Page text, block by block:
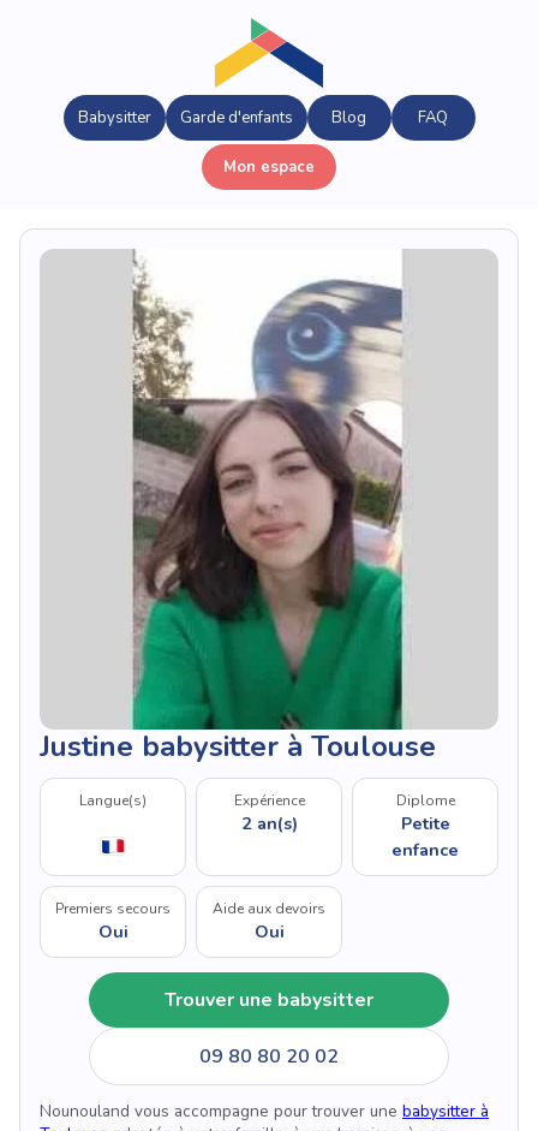
Babysitter Garde d'enfants Blog FAQ
Mon espace
Justine babysitter à Toulouse
Langue(s) Expérience
2 an(s)
Diplome
Petite
enfance
Premiers secours
Oui
Aide aux devoirs
Oui
Trouver une babysitter
09 80 80 20 02
Nounouland vous accompagne pour trouver une babysitter à